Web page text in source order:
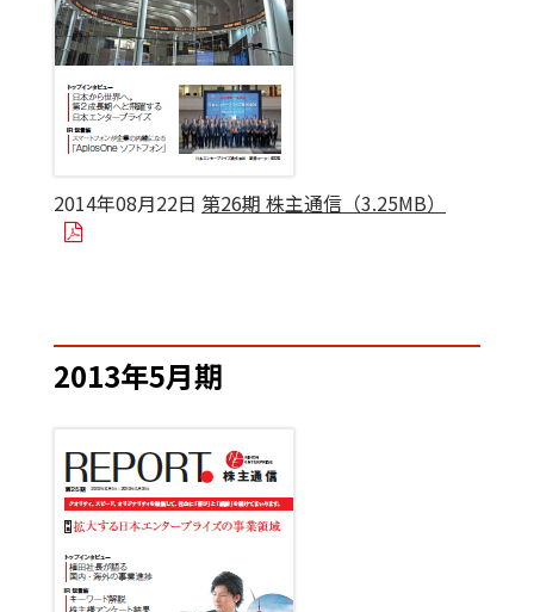
2014年08月22日 第26期 株主通信（3.25MB）
2013年5月期